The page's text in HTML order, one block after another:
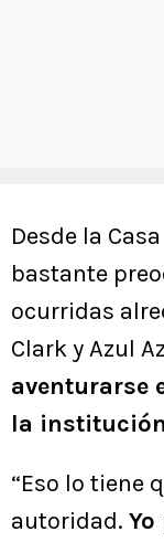
Desde la
bastante
ocurridas
Clark y Azul
aventurarse
la
“Eso lo tiene
autoridad.